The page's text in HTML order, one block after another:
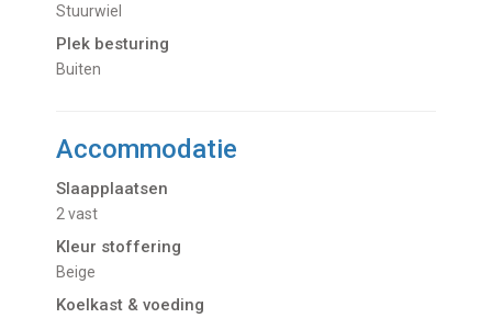
Stuurwiel
Plek besturing
Buiten
Accommodatie
Slaapplaatsen
2 vast
Kleur stoffering
Beige
Koelkast & voeding